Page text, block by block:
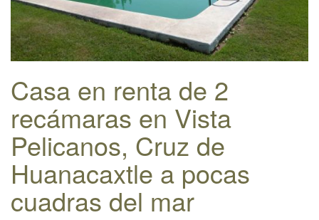
Casa en renta de 2
recámaras en Vista
Pelicanos, Cruz de
Huanacaxtle a pocas
cuadras del mar